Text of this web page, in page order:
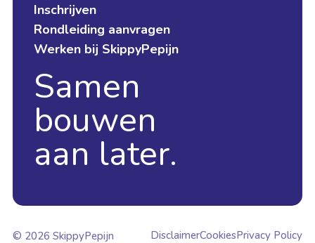
Samen
bouwen
aan later.
Inschrijven
Rondleiding aanvragen
Werken bij SkippyPepijn
DisclaimerCookiesPrivacy Policy
© 2026 SkippyPepijn